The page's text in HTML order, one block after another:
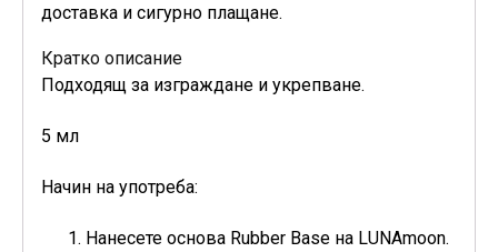
доставка и сигурно плащане.
Кратко описание
Подходящ за изграждане и укрепване.
5 мл
Начин на употреба:
Нанесете основа Rubber Base на LUNAmoon.